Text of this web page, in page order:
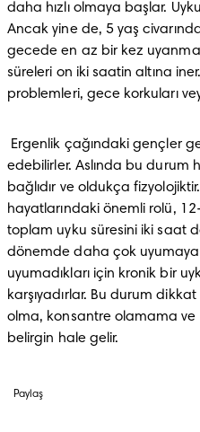
daha hızlı olmaya başlar.
Ancak yine de, 5 yaş
gecede en az bir kez
süreleri on iki saatin altına
problemleri, gece korkuları
edebilirler. Aslında bu durum
bağlıdır ve oldukça
hayatlarındaki önemli rolü,
toplam uyku süresini iki saat
dönemde daha çok
uyumadıkları için kronik bir
karşıyadırlar. Bu durum
olma, konsantre olamama ve
belirgin hale gelir.
Paylaş